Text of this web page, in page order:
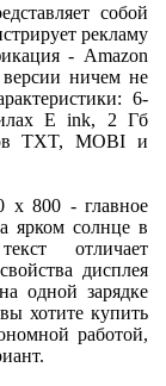
собой
рекламу
- Amazon
ничем не
6-
E ink, 2 Гб
TXT, MOBI и
х 800 - главное
ярком солнце в
отличает
дисплея
одной зарядке
хотите купить
работой,